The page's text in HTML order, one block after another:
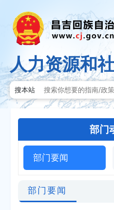
人力资源和
搜本站
部门
部门要闻
部门要闻